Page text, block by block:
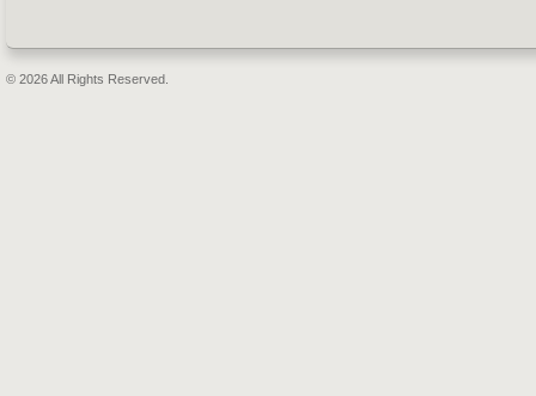
© 2026 All Rights Reserved.